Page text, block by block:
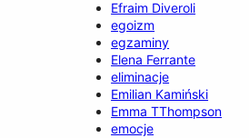
Efraim Diveroli
egoizm
egzaminy
Elena Ferrante
eliminacje
Emilian Kamiński
Emma TThompson
emocje